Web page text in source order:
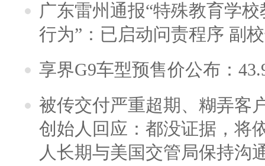
广东雷州通报“特殊教育学
行为”：已启动问责程序 副
享界G9车型预售价公布：
被传交付严重超期、糊弄客
创始人回应：都没证据，将
人长期与美国交管局保持沟